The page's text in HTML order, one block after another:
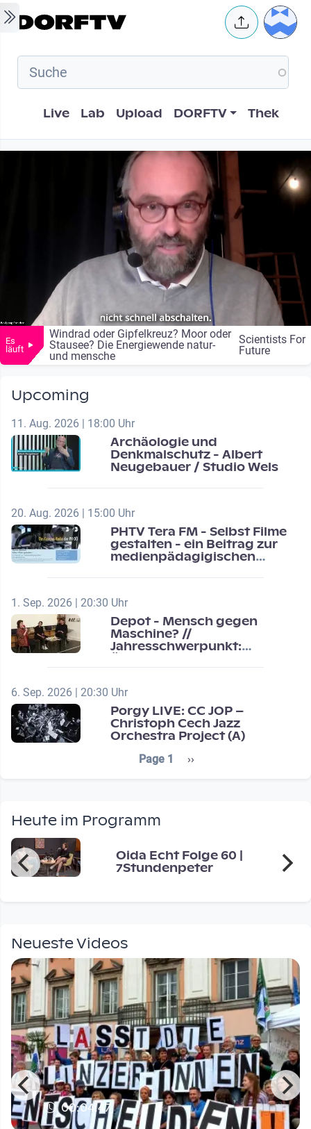
Skip to main content User
Hauptnavigation
Live Lab Upload DORFTV Thek
Es
läuft
Windrad oder Gipfelkreuz? Moor oder
Stausee? Die Energiewende natur-
und mensche
Scientists For
Future
Upcoming
11. Aug. 2026 | 18:00 Uhr
Archäologie und
Denkmalschutz - Albert
Neugebauer / Studio Wels
20. Aug. 2026 | 15:00 Uhr
PHTV Tera FM - Selbst Filme
gestalten - ein Beitrag zur
medienpädagigischen
1. Sep. 2026 | 20:30 Uhr
Depot - Mensch gegen
Maschine? //
Jahresschwerpunkt:
6. Sep. 2026 | 20:30 Uhr
Porgy LIVE: CC JOP –
Christoph Cech Jazz
Orchestra Project (A)
Seitennummerierung
Page 1 Next page
››
Heute im Programm
Oida Echt Folge 60 |
7Stundenpeter
Neueste Videos
00:04:47